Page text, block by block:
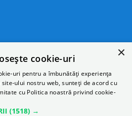
×
cookie-uri
uri pentru a îmbunătăți experiența
ului nostru web, sunteți de acord cu
cu Politica noastră privind cookie-
(1518) →